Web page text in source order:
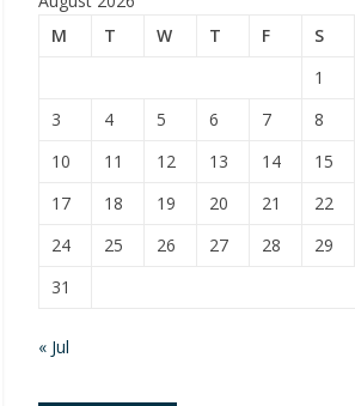
M
T W T F S
1
3
4 5 6 7 8
10
11 12 13 14 15
17
18 19 20 21 22
24
25 26 27 28 29
31
« Jul